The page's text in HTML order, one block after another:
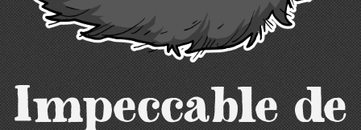
Impeccable de